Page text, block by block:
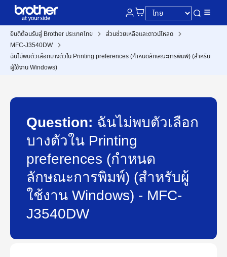
ยินดีต้อนรับสู่ Brother ประเทศไทย
ส่วนช่วยเหลือและดาวน์โหลด
MFC-J3540DW
ฉันไม่พบตัวเลือกบางตัวใน Printing preferences (กำหนดลักษณะการพิมพ์) (สำหรับ
ผู้ใช้งาน Windows)
Question: ฉันไม่พบตัวเลือก
บางตัวใน Printing
preferences (กำหนด
ลักษณะการพิมพ์) (สำหรับผู้
ใช้งาน Windows) - MFC-
J3540DW